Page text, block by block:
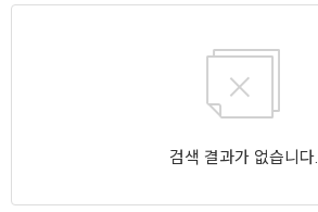
검색 결과가 없습니다.